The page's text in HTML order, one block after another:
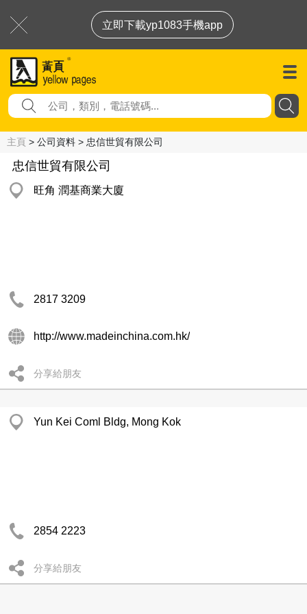
立即下載yp1083手機app
主頁 > 公司資料 > 忠信世貿有限公司
忠信世貿有限公司
旺角 潤基商業大廈
2817 3209
http://www.madeinchina.com.hk/
分享給朋友
Yun Kei Coml Bldg, Mong Kok
2854 2223
分享給朋友